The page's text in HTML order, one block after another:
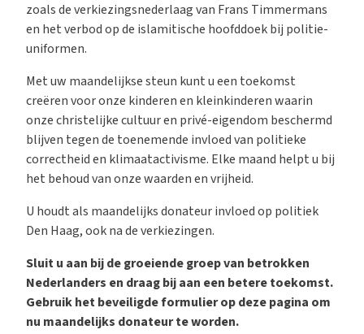
zoals de verkiezingsnederlaag van Frans Timmermans
en het verbod op de islamitische hoofddoek bij politie-
uniformen.
Met uw maandelijkse steun kunt u een toekomst
creëren voor onze kinderen en kleinkinderen waarin
onze christelijke cultuur en privé-eigendom beschermd
blijven tegen de toenemende invloed van politieke
correctheid en klimaatactivisme. Elke maand helpt u bij
het behoud van onze waarden en vrijheid.
U houdt als maandelijks donateur invloed op politiek
Den Haag, ook na de verkiezingen.
Sluit u aan bij de groeiende groep van betrokken
Nederlanders en draag bij aan een betere toekomst.
Gebruik het beveiligde formulier op deze pagina om
nu maandelijks donateur te worden.